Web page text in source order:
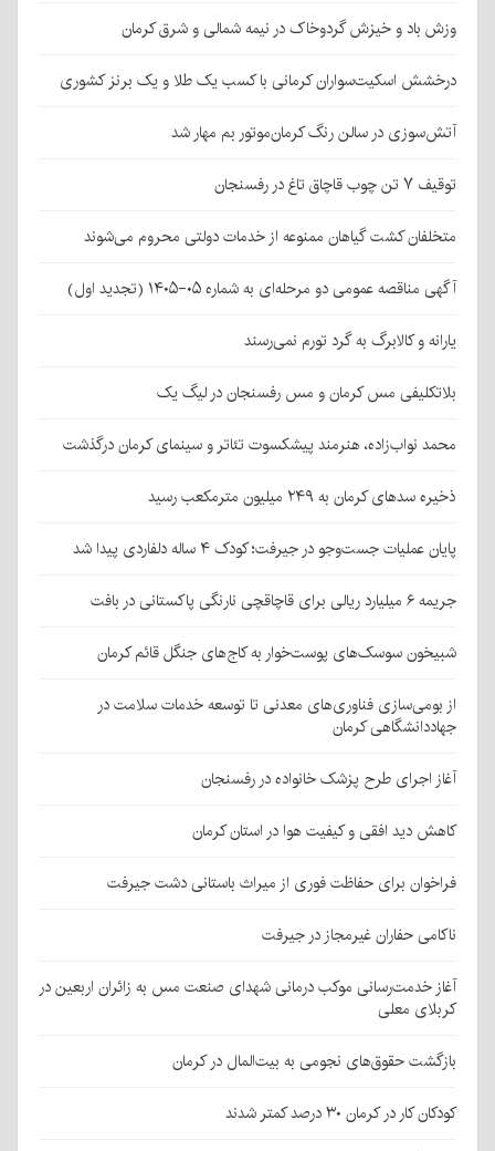
وزش باد و خیزش گردوخاک در نیمه شمالی و شرق کرمان
درخشش اسکیت‌سواران کرمانی با کسب یک طلا و یک برنز کشوری
آتش‌سوزی در سالن رنگ کرمان‌موتور بم مهار شد
توقیف ۷ تن چوب قاچاق تاغ در رفسنجان
متخلفان کشت گیاهان ممنوعه از خدمات دولتی محروم می‌شوند
آگهی مناقصه عمومی دو مرحله‌ای به شماره ۰۵-۱۴۰۵ (تجدید اول)
یارانه و کالابرگ به گرد تورم نمی‌رسند
بلاتکلیفی مس کرمان و مس رفسنجان در لیگ یک
محمد نواب‌زاده، هنرمند پیشکسوت تئاتر و سینمای کرمان درگذشت
ذخیره سدهای کرمان به ۲۴۹ میلیون مترمکعب رسید
پایان عملیات جست‌وجو در جیرفت؛ کودک ۴ ساله دلفاردی پیدا شد
جریمه ۶ میلیارد ریالی برای قاچاقچی نارنگی پاکستانی در بافت
شبیخون سوسک‌های پوست‌خوار به کاج‌های جنگل قائم کرمان
از بومی‌سازی فناوری‌های معدنی تا توسعه خدمات سلامت در
جهاددانشگاهی کرمان
آغاز اجرای طرح پزشک خانواده در رفسنجان
کاهش دید افقی و کیفیت هوا در استان کرمان
فراخوان برای حفاظت فوری از میراث باستانی دشت جیرفت
ناکامی حفاران غیرمجاز در جیرفت
آغاز خدمت‌رسانی موکب درمانی شهدای صنعت مس به زائران اربعین در
کربلای معلی
بازگشت حقوق‌های نجومی به بیت‌المال در کرمان
کودکان کار در کرمان ۳۰ درصد کمتر شدند